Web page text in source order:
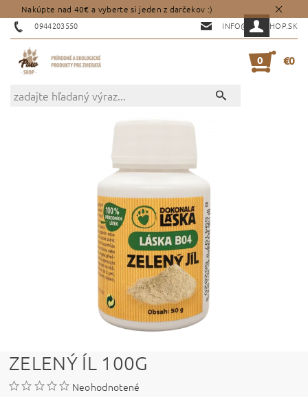
Nakúpte nad 40€ a vyberte si jeden z darčekov :)
0944203550
INFO@PAWSHOP.SK
0 €0
ZELENÝ ÍL 100G
Neohodnotené